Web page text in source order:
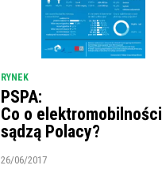
RYNEK
PSPA:
Co o elektromobilności
sądzą Polacy?
26/06/2017